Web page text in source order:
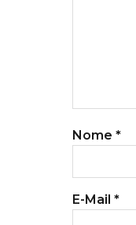
Nome *
E-Mail *